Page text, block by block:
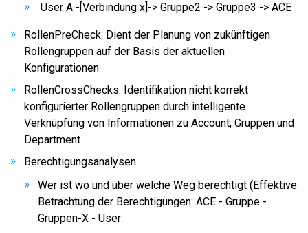
User A -[Verbindung x]-> Gruppe2 -> Gruppe3 -> ACE
RollenPreCheck: Dient der Planung von zukünftigen
Rollengruppen auf der Basis der aktuellen
Konfigurationen
RollenCrossChecks: Identifikation nicht korrekt
konfigurierter Rollengruppen durch intelligente
Verknüpfung von Informationen zu Account, Gruppen und
Department
Berechtigungsanalysen
Wer ist wo und über welche Weg berechtigt (Effektive
Betrachtung der Berechtigungen: ACE - Gruppe -
Gruppen-X - User